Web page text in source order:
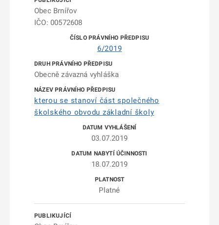
Obec Brnířov
IČO: 00572608
6/2019
Obecně závazná vyhláška
kterou se stanoví část společného
školského obvodu základní školy
03.07.2019
18.07.2019
Platné